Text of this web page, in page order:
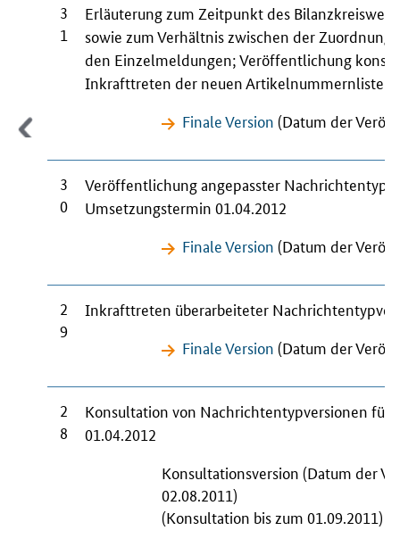
3
1
Erläuterung zum Zeitpunkt des
sowie zum Verhältnis zwischen der
den Einzelmeldungen; Veröffentlichung
Inkrafttreten der neuen Artikelnummernliste
Finale Version (Datum der
3
0
Veröffentlichung angepasster
Umsetzungstermin 01.04.2012
Finale Version (Datum der
2
9
Inkrafttreten überarbeiteter
Finale Version (Datum der
2
8
Konsultation von Nachrichtentypversionen für
01.04.2012
Konsultationsversion (Datum der
02.08.2011)
(Konsultation bis zum 01.09.2011)